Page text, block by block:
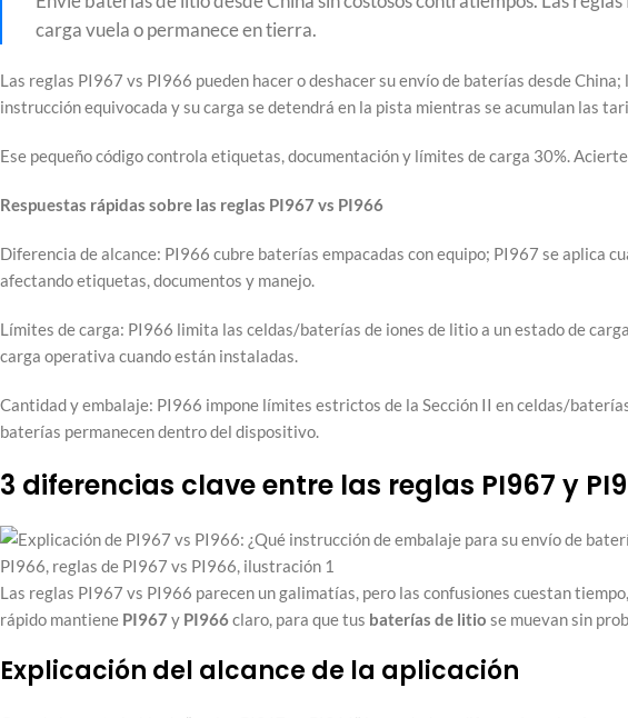
carga vuela o permanece en tierra.
Las reglas PI967 vs PI966 pueden hacer o deshacer su envío de baterías desde
instrucción equivocada y su carga se detendrá en la pista mientras se acumulan las
Ese pequeño código controla etiquetas, documentación y límites de carga 30%.
Respuestas rápidas sobre las reglas PI967 vs PI966
Diferencia de alcance: PI966 cubre baterías empacadas con equipo; PI967 se aplica
afectando etiquetas, documentos y manejo.
Límites de carga: PI966 limita las celdas/baterías de iones de litio a un estado de
carga operativa cuando están instaladas.
Cantidad y embalaje: PI966 impone límites estrictos de la Sección II en celdas/
baterías permanecen dentro del dispositivo.
3 diferencias clave entre las reglas PI967 y
Las reglas PI967 vs PI966 parecen un galimatías, pero las confusiones cuestan
rápido mantiene PI967y PI966claro, para que tus baterías de litio se muevan sin
Explicación del alcance de la aplicación